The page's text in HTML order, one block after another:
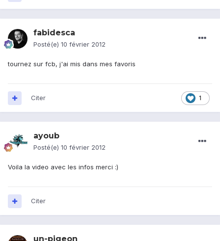
fabidesca
Posté(e) 10 février 2012
tournez sur fcb, j'ai mis dans mes favoris
1
Citer
ayoub
Posté(e) 10 février 2012
Voila la video avec les infos merci :)
Citer
un-pigeon